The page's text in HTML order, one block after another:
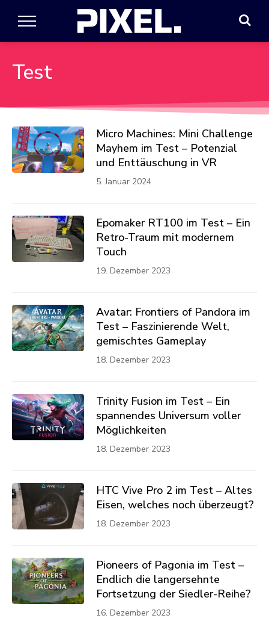
Test
Micro Machines: Mini Challenge
Mayhem im Test – Potenzial
und Enttäuschung in VR
5. Januar 2024
Epomaker RT100 im Test – Ein
Retro-Traum mit modernem
Touch
19. Dezember 2023
Avatar: Frontiers of Pandora im
Test – Faszinierende Welt,
gemischtes Gameplay
18. Dezember 2023
Trinity Fusion im Test – Ein
spannendes Universum voller
Möglichkeiten
18. Dezember 2023
HTC Vive Pro 2 im Test – Altes
Eisen, welches noch überzeugt?
18. Dezember 2023
Pioneers of Pagonia im Test –
Endlich die langersehnte
Fortsetzung der Siedler-Reihe?
16. Dezember 2023